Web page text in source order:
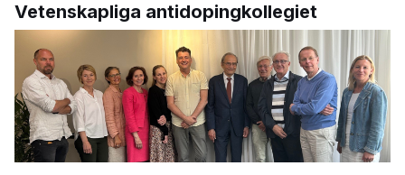
Vetenskapliga antidopingkollegiet